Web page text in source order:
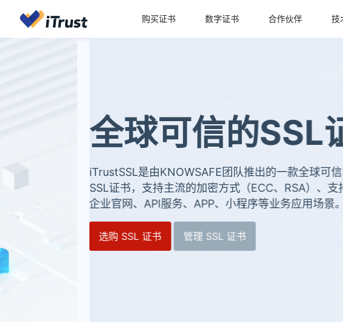
购买证书 数字证书 合作伙伴 技
全球可信的SSL证书
iTrustSSL是由KNOWSAFE团队推出的一款全球可信、兼容性强、高
SSL证书，支持主流的加密方式（ECC、RSA）、支持中国区 OCSP、
企业官网、API服务、APP、小程序等业务应用场景。
管理 SSL 证书